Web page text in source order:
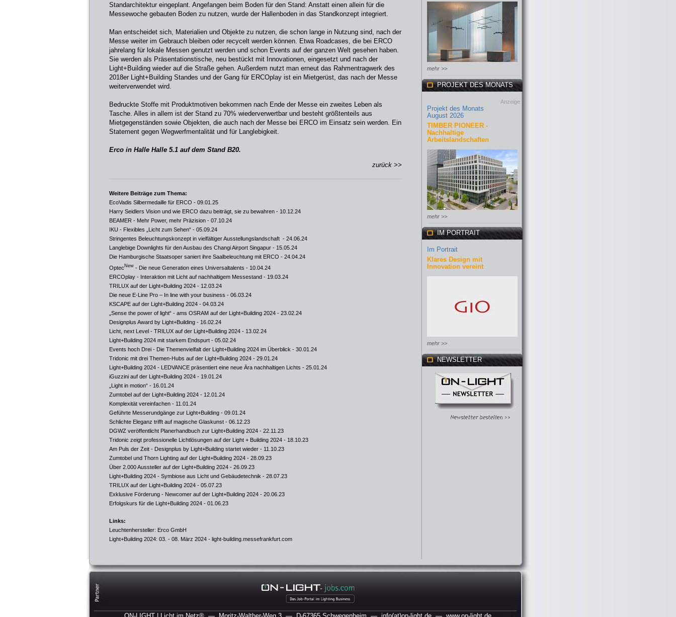
Standarchitektur eingeplant. Angefangen beim Boden für den Stand: Anstatt einen allein für die
Messewoche gebauten Boden zu nutzen, wurde der Hallenboden in das Standkonzept integriert.
Man entscheidet sich, Materialien und Objekte zu nutzen, die schon lange in Nutzung sind, nach der
Messe weiter im Gebrauch bleiben oder recycelt werden können. Etwa Roadcases, die bei ERCO
jahrelang für lokale Messen genutzt werden und schon Events auf der ganzen Welt gesehen haben.
Sie werden als Präsentationstische, neu bestückt mit Innovationen, eingesetzt und nach der
Light+Building wieder auf die Straße gehen. Außerdem nutzt man erneut das Rahmentragwerk des
2018er Light+Building Standes und der Gang für ERCOplay ist ein Mietgerüst, das nach der Messe
weiterverwendet wird.
Bedruckte Stoffe mit Produktmotiven bekommen nach Ende der Messe ein zweites Leben als
Tasche. Alles in allem ist der Stand zu 70% wiederverwertbar und besteht größtenteils aus
Mietgegenständen sowie Objekten, die auch nach der Messe bei ERCO im Einsatz sein werden. Ein
Statement gegen Wegwerfmentalität und für Langlebigkeit.
Erco in Halle Halle 5.1 auf dem Stand B20.
zurück >>
Weitere Beiträge zum Thema:
EcoVadis Silbermedaille für ERCO - 09.01.25
Harry Seidlers Vision und wie ERCO dazu beiträgt, sie zu bewahren - 10.12.24
BEAMER - Mehr Power, mehr Präzision - 07.10.24
IKU - Flexibles „Licht zum Sehen“ - 05.09.24
Stringentes Beleuchtungskonzept in vielfältiger Ausstellungslandschaft - 24.06.24
Langlebige Downlights für den Ausbau des Changi Airport Singapur - 15.05.24
Die Hamburgische Staatsoper saniert ihre Saalbeleuchtung mit ERCO - 24.04.24
Optec New - Die neue Generation eines Universaltalents - 10.04.24
ERCOplay - Interaktion mit Licht auf nachhaltigem Messestand - 19.03.24
TRILUX auf der Light+Building 2024 - 12.03.24
Die neue E-Line Pro – In line with your business - 06.03.24
KSCAPE auf der Light+Building 2024 - 04.03.24
„Sense the power of light“ - ams OSRAM auf der Light+Building 2024 - 23.02.24
Designplus Award by Light+Building - 16.02.24
Licht, next Level - TRILUX auf der Light+Building 2024 - 13.02.24
Light+Building 2024 mit starkem Endspurt - 05.02.24
Events hoch Drei - Die Themenvielfalt der Light+Building 2024 im Überblick - 30.01.24
Tridonic mit drei Themen-Hubs auf der Light+Building 2024 - 29.01.24
Light+Building 2024 - LEDVANCE präsentiert eine neue Ära nachhaltigen Lichts - 25.01.24
iGuzzini auf der Light+Building 2024 - 19.01.24
„Light in motion“ - 16.01.24
Zumtobel auf der Light+Building 2024 - 12.01.24
Komplexität vereinfachen - 11.01.24
Geführte Messerundgänge zur Light+Building - 09.01.24
Schlichte Eleganz trifft auf magische Glaskunst - 06.12.23
DGWZ veröffentlicht Planerhandbuch zur Light+Building 2024 - 22.11.23
Tridonic zeigt professionelle Lichtlösungen auf der Light + Building 2024 - 18.10.23
Am Puls der Zeit - Designplus by Light+Building startet wieder - 11.10.23
Zumtobel und Thorn Lighting auf der Light+Building 2024 - 28.09.23
Über 2.000 Aussteller auf der Light+Building 2024 - 26.09.23
Light+Building 2024 - Symbiose aus Licht und Gebäudetechnik - 28.07.23
TRILUX auf der Light+Building 2024 - 05.07.23
Exklusive Förderung - Newcomer auf der Light+Building 2024 - 20.06.23
Erfolgskurs für die Light+Building 2024 - 01.06.23
Links:
Leuchtenhersteller: Erco GmbH
Light+Building 2024: 03. - 08. März 2024 - light-building.messefrankfurt.com
mehr >>
PROJEKT DES MONATS
Anzeige
Projekt des Monats
August 2026
TIMBER PIONEER -
Nachhaltige
Arbeitslandschaften
mehr >>
IM PORTRAIT
Im Portrait
Klares Design mit
Innovation vereint
mehr >>
NEWSLETTER